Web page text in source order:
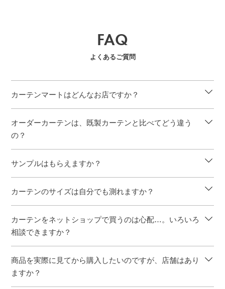
FAQ
よくあるご質問
カーテンマートはどんなお店ですか？
オーダーカーテンは、既製カーテンと比べてどう違う
の？
サンプルはもらえますか？
カーテンのサイズは自分でも測れますか？
カーテンをネットショップで買うのは心配…。いろいろ
相談できますか？
商品を実際に見てから購入したいのですが、店舗はあり
ますか？